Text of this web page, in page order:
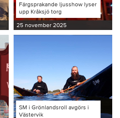
Färgsprakande ljusshow lyser
upp Kråksjö torg
25 november 2025
SM i Grönlandsroll avgörs i
Västervik